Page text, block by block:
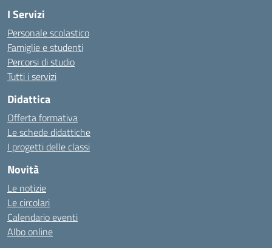
I Servizi
Personale scolastico
Famiglie e studenti
Percorsi di studio
Tutti i servizi
Didattica
Offerta formativa
Le schede didattiche
I progetti delle classi
Novità
Le notizie
Le circolari
Calendario eventi
Albo online